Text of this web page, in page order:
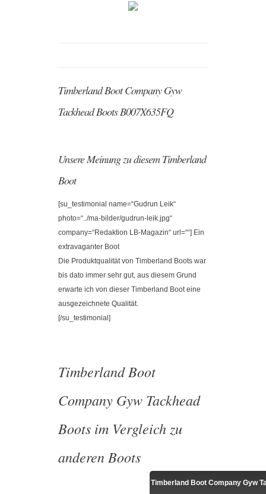
Timberland Boot Company Gyw
Tackhead Boots B007X635FQ
Unsere Meinung zu diesem Timberland
Boot
[su_testimonial name=“Gudrun Leik“
photo=“../ma-bilder/gudrun-leik.jpg“
company=“Redaktion LB-Magazin“ url=““] Ein
extravaganter Boot
Die Produktqualität von Timberland Boots war
bis dato immer sehr gut, aus diesem Grund
erwarte ich von dieser Timberland Boot eine
ausgezeichnete Qualität.
[/su_testimonial]
Timberland Boot
Company Gyw Tackhead
Boots im Vergleich zu
anderen Boots
Timberland Boot Company Gyw